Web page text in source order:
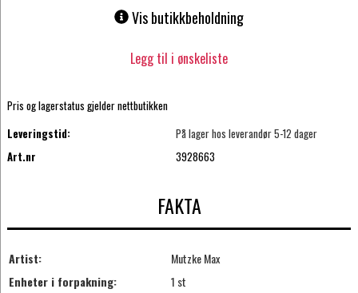
Vis butikkbeholdning
Legg til i ønskeliste
Pris og lagerstatus gjelder nettbutikken
Leveringstid:
På lager hos leverandør 5-12 dager
Art.nr
3928663
FAKTA
Artist:
Mutzke Max
Enheter i forpakning:
1 st